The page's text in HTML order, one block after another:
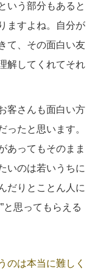
いう部分もあると
ますよね。自分が
て、その面白い友
解してくれてそれ
客さんも面白い方
ったと思います。
あってもそのまま
いのは若いうちに
だりとことん人に
と思ってもらえる
のは本当に難しく